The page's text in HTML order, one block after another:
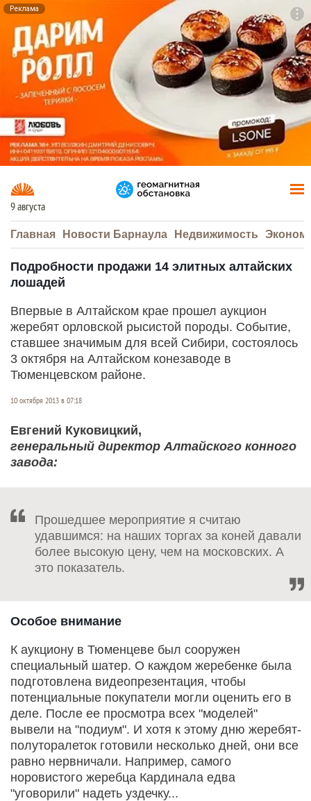
Реклама
9 августа
Главная Новости Барнаула Недвижимость
Подробности продажи 14 элитных алтайских
лошадей
Впервые в Алтайском крае прошел аукцион
жеребят орловской рысистой породы. Событие,
ставшее значимым для всей Сибири, состоялось
3 октября на Алтайском конезаводе в
Тюменцевском районе.
10 октября 2013 в 07:18
Евгений Куковицкий,
генеральный директор Алтайского конного
завода:
Прошедшее мероприятие я считаю
удавшимся: на наших торгах за коней давали
более высокую цену, чем на московских. А
это показатель.
Особое внимание
К аукциону в Тюменцеве был сооружен
специальный шатер. О каждом жеребенке была
подготовлена видеопрезентация, чтобы
потенциальные покупатели могли оценить его в
деле. После ее просмотра всех "моделей"
вывели на "подиум". И хотя к этому дню жеребят-
полуторалеток готовили несколько дней, они все
равно нервничали. Например, самого
норовистого жеребца Кардинала едва
"уговорили" надеть уздечку...